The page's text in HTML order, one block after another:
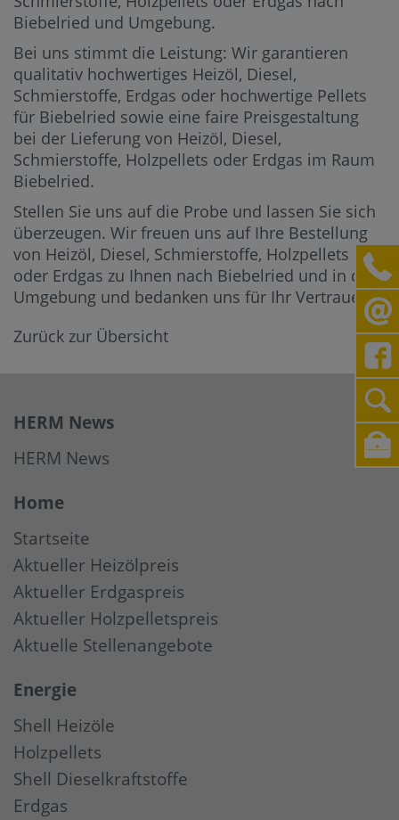
Biebelried und Umgebung.
Bei uns stimmt die Leistung: Wir garantieren
qualitativ hochwertiges Heizöl, Diesel,
Schmierstoffe, Erdgas oder hochwertige Pellets
für Biebelried sowie eine faire Preisgestaltung
bei der Lieferung von Heizöl, Diesel,
Schmierstoffe, Holzpellets oder Erdgas im Raum
Biebelried.
Stellen Sie uns auf die Probe und lassen Sie sich
überzeugen. Wir freuen uns auf Ihre Bestellung
von Heizöl, Diesel, Schmierstoffe, Holzpellets
oder Erdgas zu Ihnen nach Biebelried und in die
Umgebung und bedanken uns für Ihr Vertrauen.
Zurück zur Übersicht
HERM News
HERM News
Home
Startseite
Aktueller Heizölpreis
Aktueller Erdgaspreis
Aktueller Holzpelletspreis
Aktuelle Stellenangebote
Energie
Shell Heizöle
Holzpellets
Shell Dieselkraftstoffe
Erdgas